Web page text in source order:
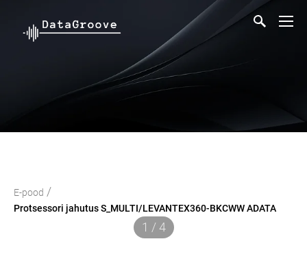
E-pood /
Protsessori jahutus S_MULTI/LEVANTEX360-BKCWW ADATA
1 / 4